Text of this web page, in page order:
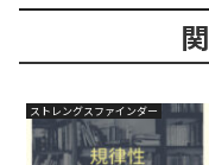
ストレングスファインダー